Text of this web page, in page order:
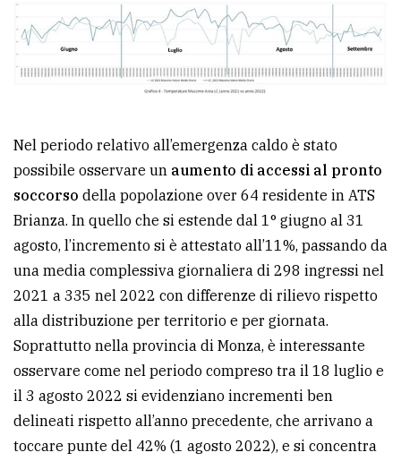
Nel periodo relativo all’emergenza caldo è stato
possibile osservare un aumento di accessi al pronto
soccorso della popolazione over 64 residente in ATS
Brianza. In quello che si estende dal 1° giugno al 31
agosto, l’incremento si è attestato all’11%, passando da
una media complessiva giornaliera di 298 ingressi nel
2021 a 335 nel 2022 con differenze di rilievo rispetto
alla distribuzione per territorio e per giornata.
Soprattutto nella provincia di Monza, è interessante
osservare come nel periodo compreso tra il 18 luglio e
il 3 agosto 2022 si evidenziano incrementi ben
delineati rispetto all’anno precedente, che arrivano a
toccare punte del 42% (1 agosto 2022), e si concentra